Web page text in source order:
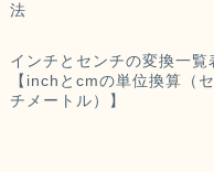
法
インチとセンチの変換一覧
【inchとcmの単位換算（
チメートル）】